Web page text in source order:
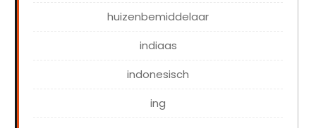
huizenbemiddelaar
indiaas
indonesisch
ing